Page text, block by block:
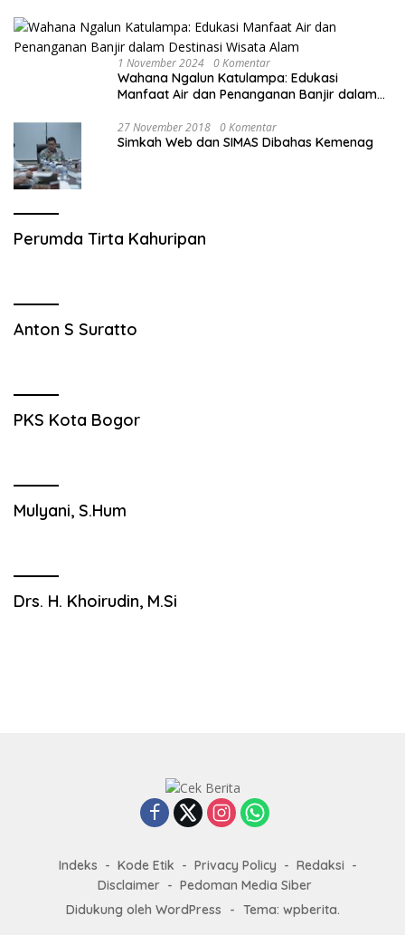
1 November 2024 0 Komentar
Wahana Ngalun Katulampa: Edukasi
Manfaat Air dan Penanganan Banjir dalam
27 November 2018 0 Komentar
Simkah Web dan SIMAS Dibahas Kemenag
Perumda Tirta Kahuripan
Anton S Suratto
PKS Kota Bogor
Mulyani, S.Hum
Drs. H. Khoirudin, M.Si
Indeks Kode Etik Privacy Policy
Redaksi
Disclaimer
Pedoman Media Siber
Didukung oleh WordPress
- Tema: wpberita.